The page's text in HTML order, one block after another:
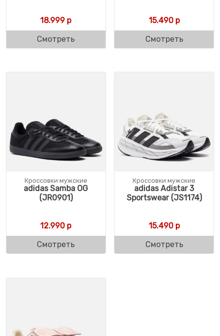
18.999 р
Смотреть
15.490р
Смотреть
Кроссовки мужские
adidas Samba OG
(JR0901)
12.990 р
Смотреть
Кроссовки мужские
adidas Adistar 3
Sportswear (JS1174)
15.490р
Смотреть